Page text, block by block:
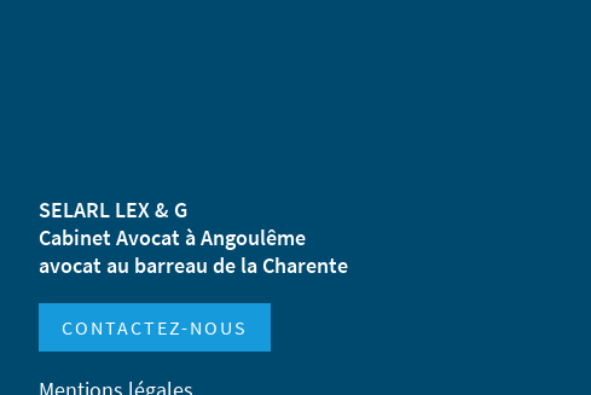
SELARL LEX & G
Cabinet Avocat à Angoulême
avocat au barreau de la Charente
CONTACTEZ-NOUS
Mentions légales